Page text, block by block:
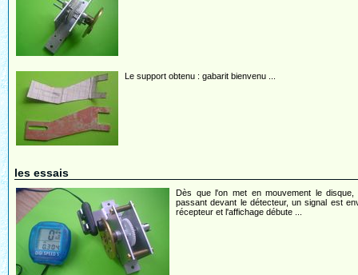
Le support obtenu : gabarit bienvenu ...
les essais
Dès que l'on met en mouvement le disque,
passant devant le détecteur, un signal est
récepteur et l'affichage débute ...